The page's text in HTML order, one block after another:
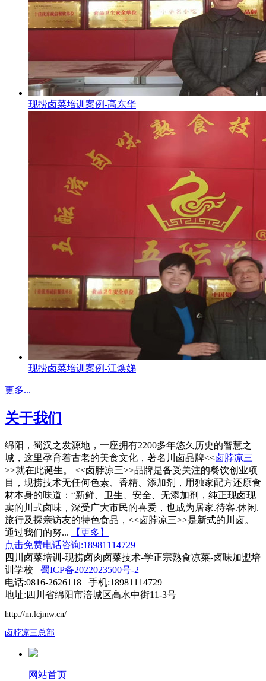
现捞卤菜培训案例-高东华
现捞卤菜培训案例-江焕娣
更多...
关于我们
绵阳，蜀汉之发源地，一座拥有2200多年悠久历史的智慧之
城，这里孕育着古老的美食文化，著名川卤品牌<<卤脖凉三
>>就在此诞生。 <<卤脖凉三>>品牌是备受关注的餐饮创业项
目，现捞技术无任何色素、香精、添加剂，用独家配方还原食
材本身的味道：“新鲜、卫生、安全、无添加剂，纯正现卤现
卖的川式卤味，深受广大市民的喜爱，也成为居家.待客.休闲.
旅行及探亲访友的特色食品，<<卤脖凉三>>是新式的川卤。
通过我们的努...
【更多】
点击免费电话咨询:18981114729
四川卤菜培训-现捞卤肉卤菜技术-学正宗熟食凉菜-卤味加盟培
训学校 蜀ICP备2022023500号-2
电话:0816-2626118 手机:18981114729
地址:四川省绵阳市涪城区高水中街11-3号
http://m.lcjmw.cn/
卤脖凉三总部
网站首页